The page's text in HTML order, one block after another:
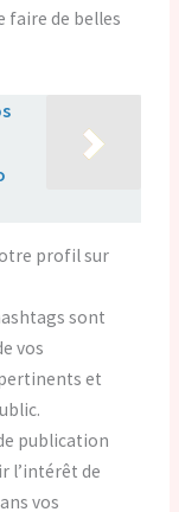
faire de belles
profil sur
sont
vos
et
publication
l’intérêt de
vos